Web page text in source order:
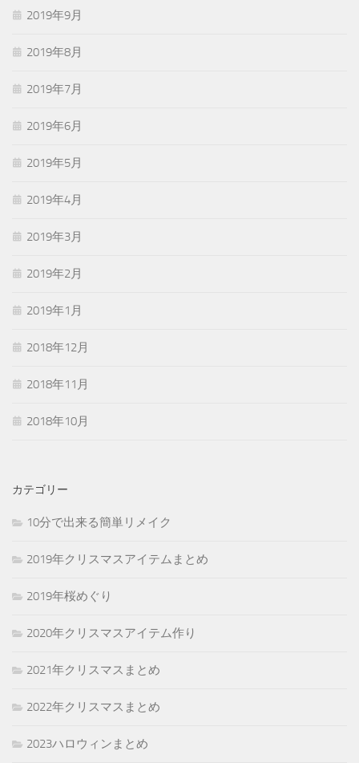
2019年9月
2019年8月
2019年7月
2019年6月
2019年5月
2019年4月
2019年3月
2019年2月
2019年1月
2018年12月
2018年11月
2018年10月
カテゴリー
10分で出来る簡単リメイク
2019年クリスマスアイテムまとめ
2019年桜めぐり
2020年クリスマスアイテム作り
2021年クリスマスまとめ
2022年クリスマスまとめ
2023ハロウィンまとめ